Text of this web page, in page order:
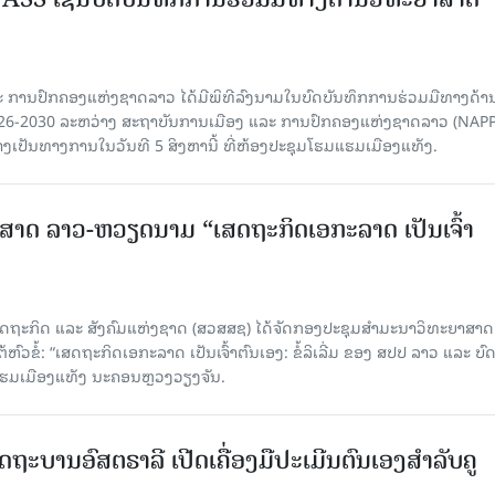
ການປົກຄອງແຫ່ງຊາດລາວ ໄດ້ມີພິທີລົງນາມໃນບົດບັນທຶກການຮ່ວມມືທາງດ້າ
2030 ລະຫວ່າງ ສະຖາບັນການເມືອງ ແລະ ການປົກຄອງແຫ່ງຊາດລາວ
ເປັນທາງການໃນວັນທີ 5 ສິງຫານີ້ ທີ່ຫ້ອງປະຊຸມໂຮມແຮມເມືອງແທັງ.
ດ ລາວ-ຫວຽດນາມ “ເສດຖະກິດເອກະລາດ ເປັນເຈົ້າ
ຖະກິດ ແລະ ສັງຄົມແຫ່ງຊາດ (ສວສສຊ) ໄດ້ຈັດກອງປະຊຸມສຳມະນາວິທະຍາສາດ
ວຂໍ້: “ເສດຖະກິດເອກະລາດ ເປັນເຈົ້າຕົນເອງ: ຂໍ້ລິເລີ່ມ ຂອງ ສປປ ລາວ ແລະ ບົ
ມເມືອງແທັງ ນະຄອນຫຼວງວຽງຈັນ.
ະບານອົສຕຣາລີ ເປີດເຄື່ອງມືປະເມີນຕົນເອງສຳລັບຄູ